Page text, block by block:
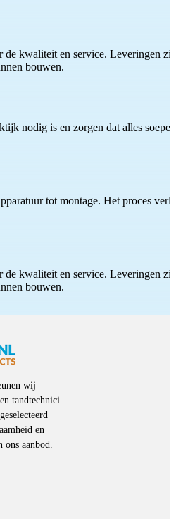
kwaliteit en service. Leveringen
bouwen.
nodig is en zorgen dat alles
tot montage. Het proces
kwaliteit en service. Leveringen
bouwen.
wij
tandtechnici
en
aanbod.